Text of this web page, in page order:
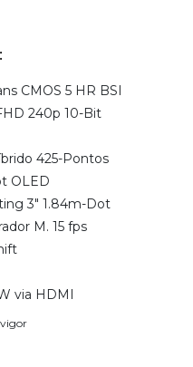
CMOS 5 HR BSI
240p 10-Bit
425-Pontos
OLED
3" 1.84m-Dot
M. 15 fps
via HDMI